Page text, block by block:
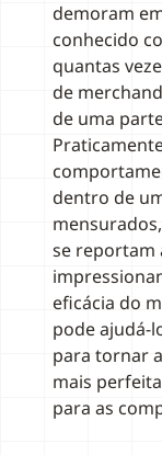
demoram
conhecido
quantas
de
de uma
dentro de
se reportam
eficácia do
pode ajudá-
para tornar
mais
para as